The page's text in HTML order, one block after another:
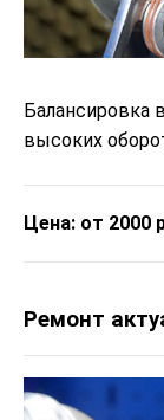
Балансировка
высоких
Цена: от 2000
Ремонт